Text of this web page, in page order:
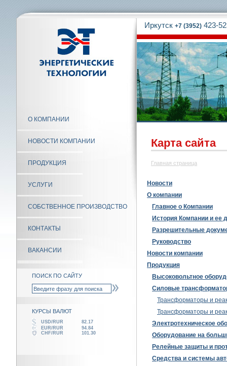
О КОМПАНИИ
НОВОСТИ КОМПАНИИ
ПРОДУКЦИЯ
УСЛУГИ
СОБСТВЕННОЕ ПРОИЗВОДСТВО
КОНТАКТЫ
ВАКАНСИИ
ПОИСК ПО САЙТУ
КУРСЫ ВАЛЮТ
USD/RUR
82.17
EUR/RUR
94.84
CHF/RUR
101.30
Иркутск +7 (3952) 423-
Карта сайта
Главная страница
Новости
О компании
Главное о Компании
История Компании и ее
Разрешительные
Руководство
Новости компании
Продукция
Высоковольтное
Силовые
Трансформаторы и
Трансформаторы и
Электротехническое
Оборудование на
Релейные защиты и
Средства и системы